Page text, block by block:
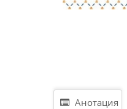
Анотация